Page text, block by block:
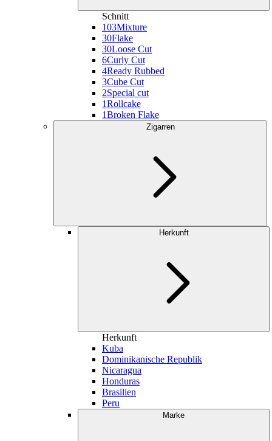
Schnitt
103Mixture
30Flake
30Loose Cut
6Curly Cut
4Ready Rubbed
3Cube Cut
2Special cut
1Rollcake
1Broken Flake
Zigarren
Herkunft
Herkunft
Kuba
Dominikanische Republik
Nicaragua
Honduras
Brasilien
Peru
Marke